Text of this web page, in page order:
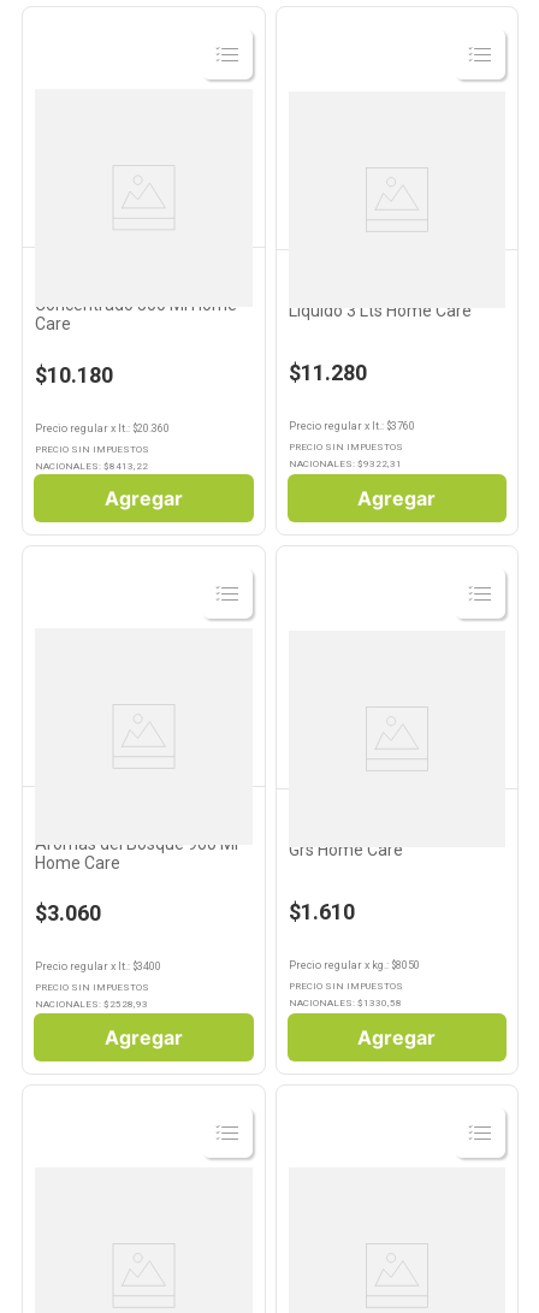
Ver
Producto
Concentrado 500 Ml Home
Care
$10.180
Precio regular x lt. : $20.360
PRECIO SIN IMPUESTOS
NACIONALES: $8413,22
Agregar
Ver
Producto
Líquido 3 Lts Home Care
$11.280
Precio regularx lt. : $3760
PRECIO SIN IMPUESTOS
NACIONALES: $9322,31
Agregar
Ver
Producto
Aromas del Bosque 900 Ml
Home Care
$3.060
Precio regular x lt.: $3400
PRECIO SIN IMPUESTOS
NACIONALES: $ 2528,93
Agregar
Ver
Producto
Grs Home Care
$1.610
Precio regularx kg. : $8050
PRECIO SIN IMPUESTOS
NACIONALES: $ 1330,58
Agregar
Ver
Producto
Ver
Producto